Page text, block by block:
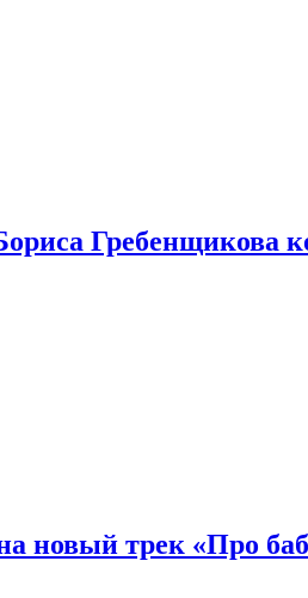
Гребенщикова
новый трек «Про